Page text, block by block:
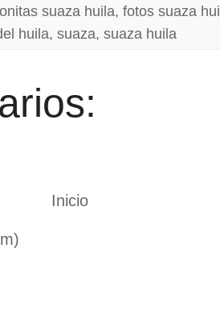
suaza huila, fotos suaza
huila, suaza, suaza huila
Inicio